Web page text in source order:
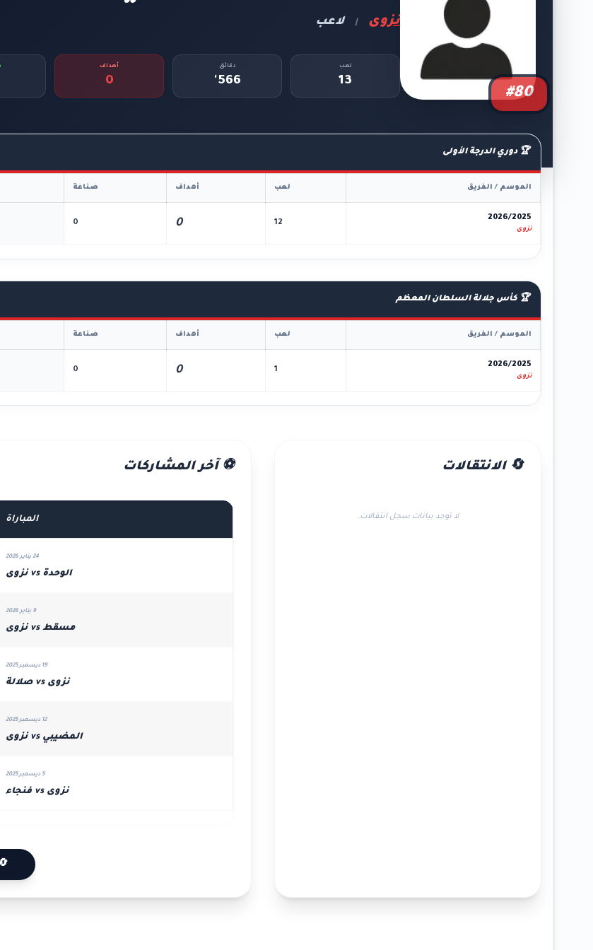
#80
نزوى | لاعب
لعب
13
دقائق
566'
أهداف
0
🏆 دوري الدرجة الأولى
الموسم / الفريق لعب أهداف صناعة
2026/2025
نزوى
12
0
0
🏆 كأس جلالة السلطان المعظم
الموسم / الفريق لعب أهداف صناعة
2026/2025
نزوى
1
0
0
🔄 الانتقالات
لا توجد بيانات سجل انتقالات.
⚽ آخر المشاركات
المباراة
24 يناير 2026
الوحدة vs نزوى
9 يناير 2026
مسقط vs نزوى
19 ديسمبر 2025
نزوى vs صلالة
12 ديسمبر 2025
المضيبي vs نزوى
5 ديسمبر 2025
نزوى vs فنجاء